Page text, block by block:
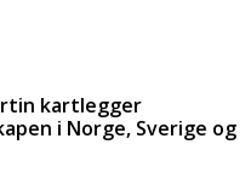
kartlegger
i Norge, Sverige og